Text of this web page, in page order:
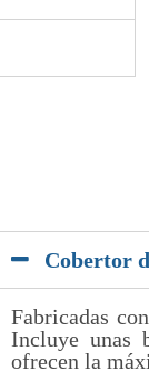
Cobertor
Fabricadas
Incluye unas
ofrecen la